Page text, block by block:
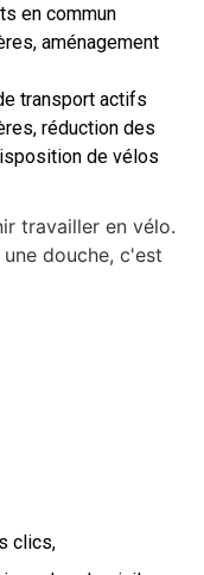
en commun
aménagement
transport actifs
réduction des
de vélos
clics,